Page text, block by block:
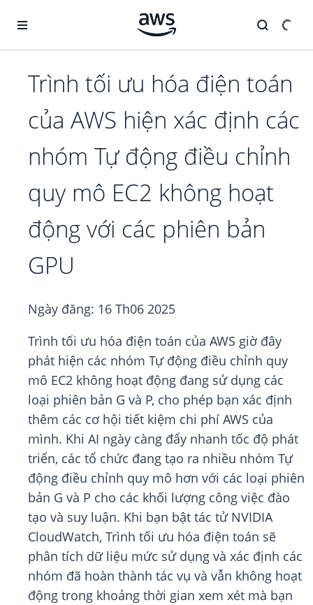
Trình tối ưu hóa điện toán
của AWS hiện xác định các
nhóm Tự động điều chỉnh
quy mô EC2 không hoạt
động với các phiên bản
GPU
Ngày đăng: 16 Th06 2025
Trình tối ưu hóa điện toán của AWS giờ đây
phát hiện các nhóm Tự động điều chỉnh quy
mô EC2 không hoạt động đang sử dụng các
loại phiên bản G và P, cho phép bạn xác định
thêm các cơ hội tiết kiệm chi phí AWS của
mình. Khi AI ngày càng đẩy nhanh tốc độ phát
triển, các tổ chức đang tạo ra nhiều nhóm Tự
động điều chỉnh quy mô hơn với các loại phiên
bản G và P cho các khối lượng công việc đào
tạo và suy luận. Khi bạn bật tác tử NVIDIA
CloudWatch, Trình tối ưu hóa điện toán sẽ
phân tích dữ liệu mức sử dụng và xác định các
nhóm đã hoàn thành tác vụ và vẫn không hoạt
động trong khoảng thời gian xem xét mà bạn